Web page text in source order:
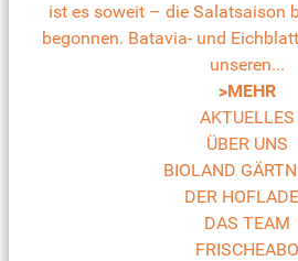
ist es soweit – die Salatsaison
begonnen. Batavia- und
unseren...
>MEHR
AKTUELLES
ÜBER UNS
BIOLAND
DER
DAS TEAM
FRISCHEABO